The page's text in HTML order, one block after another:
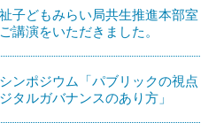
子どもみらい局共生推進本部室
講演をいただきました。
ンポジウム「パブリックの視点
タルガバナンスのあり方」